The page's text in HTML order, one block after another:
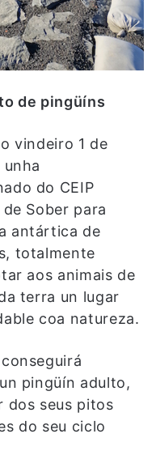
de pingüíns
vindeiro 1 de
do CEIP
Sober para
antártica de
totalmente
aos animais de
terra un lugar
coa natureza.
pingüín adulto,
dos seus pitos
do seu ciclo